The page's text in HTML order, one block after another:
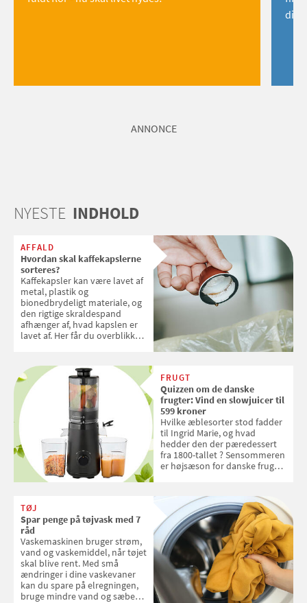
dig!
ANNONCE
NYESTE INDHOLD
AFFALD
Hvordan skal kaffekapslerne
sorteres?
Kaffekapsler kan være lavet af
metal, plastik og
bionedbrydeligt materiale, og
den rigtige skraldespand
afhænger af, hvad kapslen er
lavet af. Her får du overblikket
FRUGT
Quizzen om de danske
frugter: Vind en slowjuicer til
599 kroner
Hvilke æblesorter stod fadder
til Ingrid Marie, og hvad
hedder den der pæredessert
fra 1800-tallet ? Sensommeren
er højsæson for danske fruger,
favoritter. Det fejrer Samvirke
med en quiz om alt det danske
frugt, vi elsker. Konkurrencen
slutter fredag d. 18. september
2026
TØJ
Spar penge på tøjvask med 7
råd
Vaskemaskinen bruger strøm,
vand og vaskemiddel, når tøjet
skal blive rent. Med små
ændringer i dine vaskevaner
kan du spare på elregningen,
bruge mindre vand og sæbe